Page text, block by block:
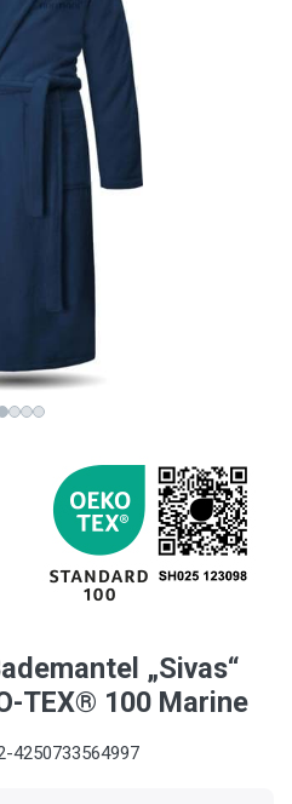
„Sivas“
TEX® 100 Marine
4250733564997